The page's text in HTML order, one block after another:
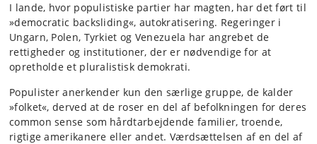
I lande, hvor populistiske partier har magten, har det ført til
»democratic backsliding«, autokratisering. Regeringer i
Ungarn, Polen, Tyrkiet og Venezuela har angrebet de
rettigheder og institutioner, der er nødvendige for at
opretholde et pluralistisk demokrati.
Populister anerkender kun den særlige gruppe, de kalder
»folket«, derved at de roser en del af befolkningen for deres
common sense som hårdtarbejdende familier, troende,
rigtige amerikanere eller andet. Værdsættelsen af en del af